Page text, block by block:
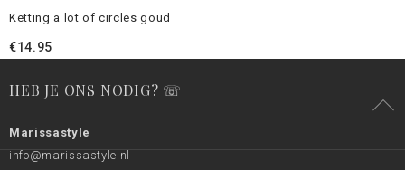
Ketting a lot of circles goud
€14.95
HEB JE ONS NODIG? ☏
Marissastyle
info@marissastyle.nl